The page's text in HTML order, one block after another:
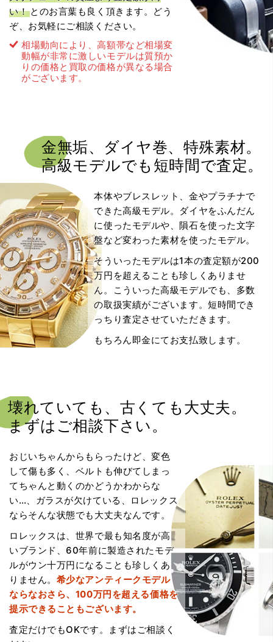
い！ とのお言葉も良く頂きます。どう
ぞ、お気軽にご相談ください。
相場動向により、高額帯など相場変
動幅が非常に激しいモデルは質預か
りの価格と買取の価格が異なる場合
がございます。
金無垢、ダイヤ巻、特殊素材。
高級モデルでも 短時間で査定。
本体やブレスレット、金やプラチナで
できた高級モデル。ダイヤをふんだん
に使ったモデルや、隕石を使った文字
盤など変わった素材を使ったモデル。
そういったモデルは1本の査定額が200
万円を超えることも珍しくありませ
ん。こういった高級モデルでも、多数
の取扱実績がございます。短時間でき
っちり査定させていただきます。
もちろん即金にてお支払致します。
壊れていても、 古くても大丈夫。
まずはご相談下さい。
おじいちゃんからもらったけど、変色
して傷も多く、ベルトも伸びてしまっ
てちゃんと動くのかどうかわからな
い…、ガラスが欠けている、ロレックス
ならそんな状態でも大丈夫なんです。
ロレックスは、世界で最も知名度が高
いブランド、60年前に製造されたモデ
ルがウン十万円になることも珍しくあ
りません。 希少なアンティークモデル
ならなおさら、100万円を超える価格を
提示できることもございます。
査定だけでもOKです。まずはご相談く